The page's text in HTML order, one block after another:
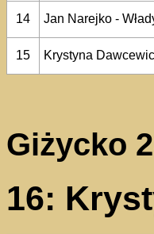
14
Jan Narejko -
15
Krystyna
Giżycko
16: